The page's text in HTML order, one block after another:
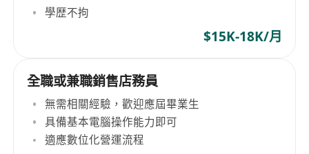
學歴不拘
$15K-18K/月
全職或兼職銷售店務員
無需相關經驗，歡迎應屆畢業生
具備基本電腦操作能力即可
適應數位化營運流程